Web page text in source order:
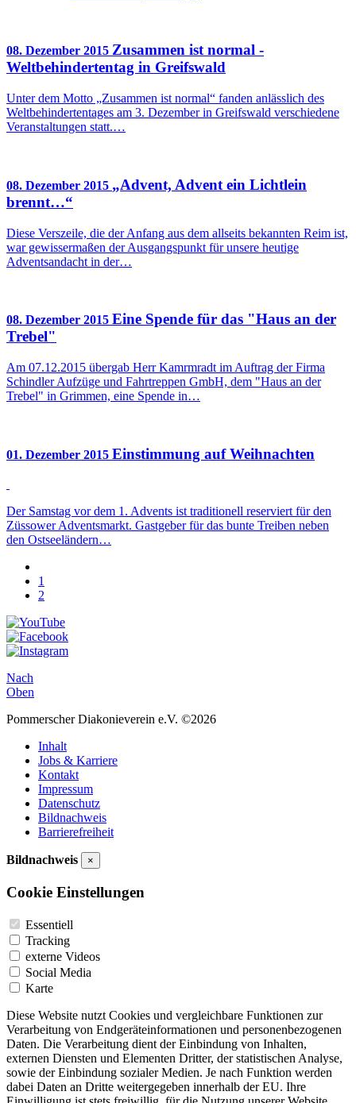
08. Dezember 2015 Zusammen ist normal -
Weltbehindertentag in Greifswald
Unter dem Motto „Zusammen ist normal“ fanden anlässlich des
Weltbehindertentages am 3. Dezember in Greifswald verschiedene
Veranstaltungen statt.…
08. Dezember 2015 „Advent, Advent ein Lichtlein
brennt…“
Diese Verszeile, die der Anfang aus dem allseits bekannten Reim ist,
war gewissermaßen der Ausgangspunkt für unsere heutige
Adventsandacht in der…
08. Dezember 2015 Eine Spende für das "Haus an der
Trebel"
Am 07.12.2015 übergab Herr Kamrmradt im Auftrag der Firma
Schindler Aufzüge und Fahrtreppen GmbH, dem "Haus an der
Trebel" in Grimmen, eine Spende in…
01. Dezember 2015 Einstimmung auf Weihnachten
Der Samstag vor dem 1. Advents ist traditionell reserviert für den
Züssower Adventsmarkt. Gastgeber für das bunte Treiben neben
den Ostseeländern…
1
2
Nach
Oben
Pommerscher Diakonieverein e.V. ©2026
Inhalt
Jobs & Karriere
Kontakt
Impressum
Datenschutz
Bildnachweis
Barrierefreiheit
Bildnachweis ×
Cookie Einstellungen
Essentiell
Tracking
externe Videos
Social Media
Karte
Diese Website nutzt Cookies und vergleichbare Funktionen zur
Verarbeitung von Endgeräteinformationen und personenbezogenen
Daten. Die Verarbeitung dient der Einbindung von Inhalten,
externen Diensten und Elementen Dritter, der statistischen Analyse,
sowie der Einbindung sozialer Medien. Je nach Funktion werden
dabei Daten an Dritte weitergegeben innerhalb der EU. Ihre